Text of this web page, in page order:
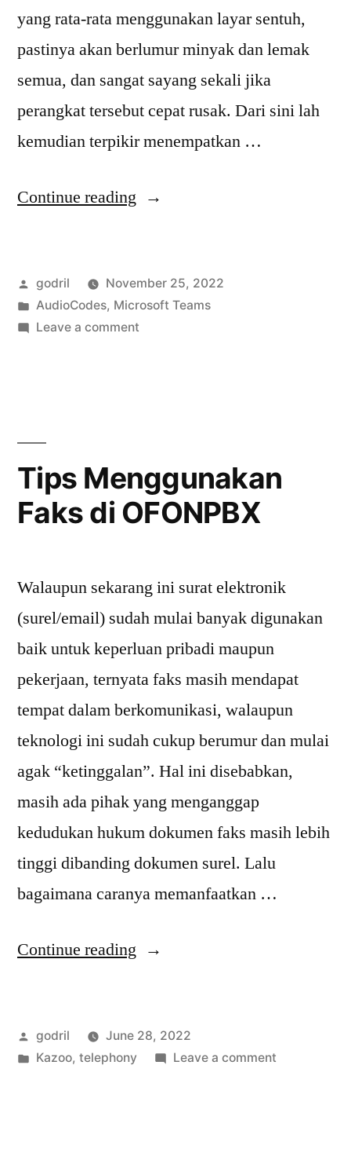
yang rata-rata menggunakan layar sentuh,
pastinya akan berlumur minyak dan lemak
semua, dan sangat sayang sekali jika
perangkat tersebut cepat rusak. Dari sini lah
kemudian terpikir menempatkan …
Continue reading “Pesawat
Sebagai
Microsoft
Posted
by
godril
November 25, 2022
Posted
in
AudioCodes, Microsoft Teams
Leave a commenton
SIP
Phone
Tips Menggunakan
Faks di OFONPBX
Walaupun sekarang ini surat elektronik
(surel/email) sudah mulai banyak digunakan
baik untuk keperluan pribadi maupun
pekerjaan, ternyata faks masih mendapat
tempat dalam berkomunikasi, walaupun
teknologi ini sudah cukup berumur dan mulai
agak “ketinggalan”. Hal ini disebabkan,
masih ada pihak yang menganggap
kedudukan hukum dokumen faks masih lebih
tinggi dibanding dokumen surel. Lalu
bagaimana caranya memanfaatkan …
Continue reading “Tips
di
OFONPBX”
Posted
by
godril
June 28, 2022
Posted
Kazoo, telephony Leave a commenton